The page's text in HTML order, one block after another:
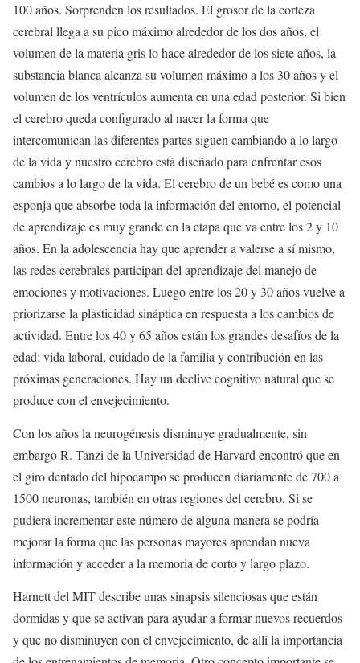
100 años. Sorprenden los resultados. El grosor de la corteza
cerebral llega a su pico máximo alrededor de los dos años, el
volumen de la materia gris lo hace alrededor de los siete años, la
substancia blanca alcanza su volumen máximo a los 30 años y el
volumen de los ventrículos aumenta en una edad posterior. Si bien
el cerebro queda configurado al nacer la forma que
intercomunican las diferentes partes siguen cambiando a lo largo
de la vida y nuestro cerebro está diseñado para enfrentar esos
cambios a lo largo de la vida. El cerebro de un bebé es como una
esponja que absorbe toda la información del entorno, el potencial
de aprendizaje es muy grande en la etapa que va entre los 2 y 10
años. En la adolescencia hay que aprender a valerse a sí mismo,
las redes cerebrales participan del aprendizaje del manejo de
emociones y motivaciones. Luego entre los 20 y 30 años vuelve a
priorizarse la plasticidad sináptica en respuesta a los cambios de
actividad. Entre los 40 y 65 años están los grandes desafíos de la
edad: vida laboral, cuidado de la familia y contribución en las
próximas generaciones. Hay un declive cognitivo natural que se
produce con el envejecimiento.
Con los años la neurogénesis disminuye gradualmente, sin
embargo R. Tanzi de la Universidad de Harvard encontró que en
el giro dentado del hipocampo se producen diariamente de 700 a
1500 neuronas, también en otras regiones del cerebro. Si se
pudiera incrementar este número de alguna manera se podría
mejorar la forma que las personas mayores aprendan nueva
información y acceder a la memoria de corto y largo plazo.
Harnett del MIT describe unas sinapsis silenciosas que están
dormidas y que se activan para ayudar a formar nuevos recuerdos
y que no disminuyen con el envejecimiento, de allí la importancia